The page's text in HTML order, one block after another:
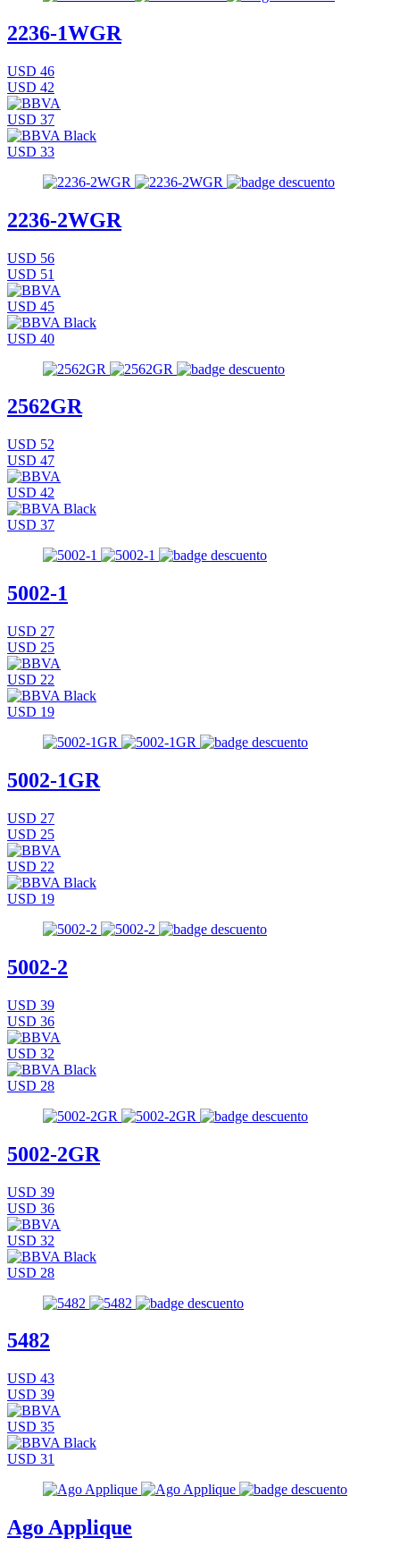
2236-1WGR
USD 46
USD 42
USD 37
USD 33
2236-2WGR
USD 56
USD 51
USD 45
USD 40
2562GR
USD 52
USD 47
USD 42
USD 37
5002-1
USD 27
USD 25
USD 22
USD 19
5002-1GR
USD 27
USD 25
USD 22
USD 19
5002-2
USD 39
USD 36
USD 32
USD 28
5002-2GR
USD 39
USD 36
USD 32
USD 28
5482
USD 43
USD 39
USD 35
USD 31
Ago Applique